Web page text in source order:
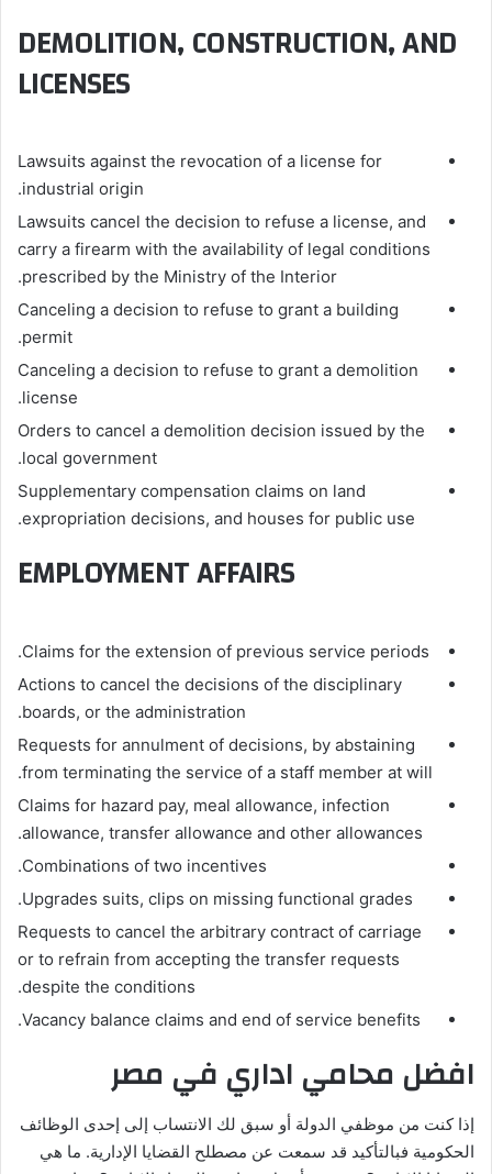
DEMOLITION, CONSTRUCTION, AND
LICENSES
Lawsuits against the revocation of a license for
industrial origin.
Lawsuits cancel the decision to refuse a license, and
carry a firearm with the availability of legal conditions
prescribed by the Ministry of the Interior.
Canceling a decision to refuse to grant a building
permit.
Canceling a decision to refuse to grant a demolition
license.
Orders to cancel a demolition decision issued by the
local government.
Supplementary compensation claims on land
expropriation decisions, and houses for public use.
EMPLOYMENT AFFAIRS
Claims for the extension of previous service periods.
Actions to cancel the decisions of the disciplinary
boards, or the administration.
Requests for annulment of decisions, by abstaining
from terminating the service of a staff member at will.
Claims for hazard pay, meal allowance, infection
allowance, transfer allowance and other allowances.
Combinations of two incentives.
Upgrades suits, clips on missing functional grades.
Requests to cancel the arbitrary contract of carriage
or to refrain from accepting the transfer requests
despite the conditions.
Vacancy balance claims and end of service benefits.
افضل محامي اداري في مصر
إذا كنت من موظفي الدولة أو سبق لك الانتساب إلى إحدى الوظائف
الحكومية فبالتأكيد قد سمعت عن مصطلح القضايا الإدارية. ما هي